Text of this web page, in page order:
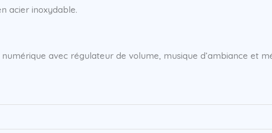
acier inoxydable.
avec régulateur de volume, musique d’ambiance et